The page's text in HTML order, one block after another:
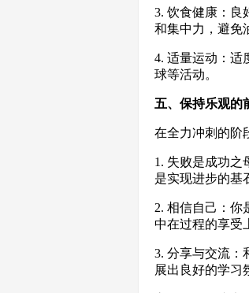
3. 饮食健康：良
和集中力，避免
4. 适量运动：适
球等活动。
五、保持乐观的
在全力冲刺的阶
1. 失败是成功之
是实现进步的基
2. 相信自己：你
中在过程的享受
3. 分享与交流：
展出良好的学习